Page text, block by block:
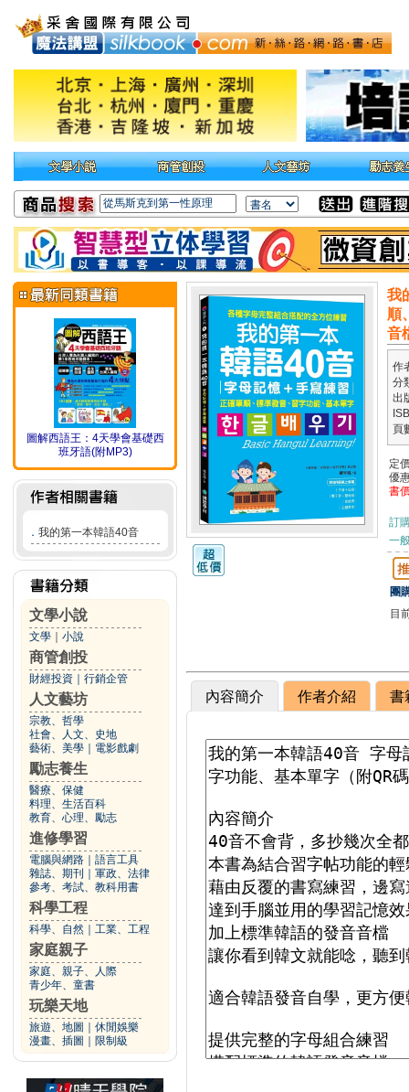
圖解西語王：4天學會基礎西
班牙語(附MP3)
． 我的第一本韓語40音
文學小說
文學 小說
商管創投
財經投資 行銷企管
人文藝坊
宗教、哲學
社會、人文、史地
藝術、美學
電影戲劇
勵志養生
醫療、保健
料理、生活百科
教育、心理、勵志
進修學習
電腦與網路
語言工具
雜誌、期刊
軍政、法律
參考、考試、教科用書
科學工程
科學、自然 工業、工程
家庭親子
家庭、親子、人際
青少年、童書
玩樂天地
旅遊、地圖
休閒娛樂
漫畫、插圖
限制級
我
順
音
作
分
出
頁
定
優
書
訂
一
團
目
內容簡介 作者介紹 書